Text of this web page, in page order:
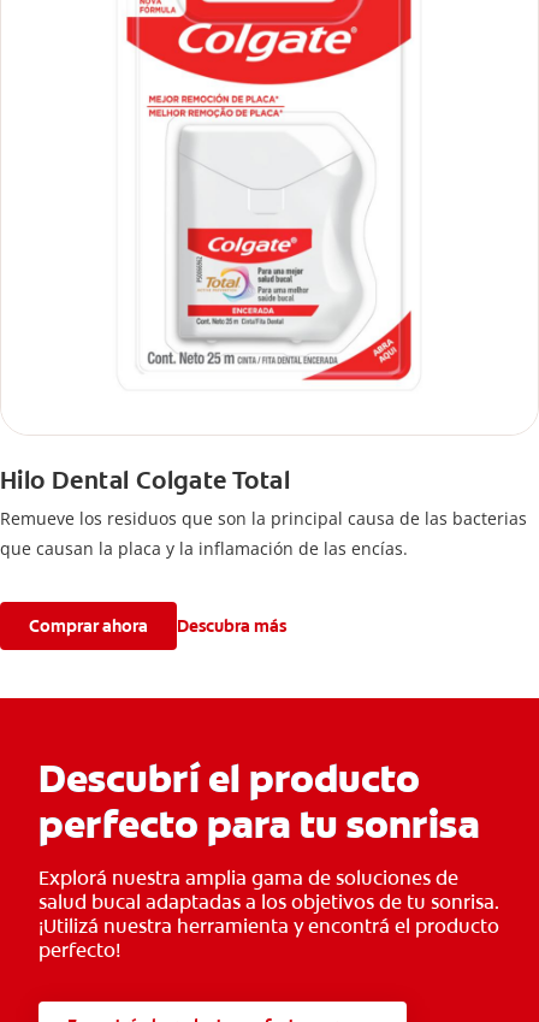
Hilo Dental Colgate Total
Remueve los residuos que son la principal causa de las bacterias
que causan la placa y la inflamación de las encías.
Comprar ahora Descubra más
Descubrí el producto
perfecto para tu sonrisa
Explorá nuestra amplia gama de soluciones de
salud bucal adaptadas a los objetivos de tu sonrisa.
¡Utilizá nuestra herramienta y encontrá el producto
perfecto!